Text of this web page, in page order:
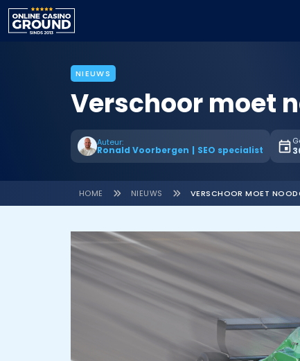
NIEUWS
Verschoor moet
Auteur:
Ronald Voorbergen | SEO specialist
HOME NIEUWS VERSCHOOR MOET